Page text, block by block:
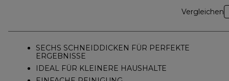
Vergleichen
SECHS SCHNEIDDICKEN FÜR PERFEKTE
ERGEBNISSE
IDEAL FÜR KLEINERE HAUSHALTE